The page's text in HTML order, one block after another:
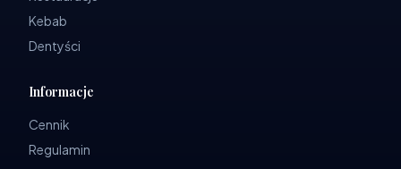
Kebab
Dentyści
Informacje
Cennik
Regulamin